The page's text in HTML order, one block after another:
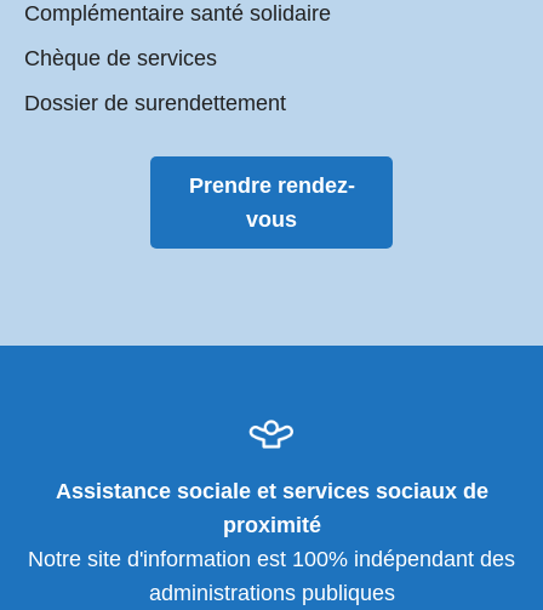
Complémentaire santé solidaire
Chèque de services
Dossier de surendettement
Prendre rendez-
vous
Assistance sociale et services sociaux de
proximité
Notre site d'information est 100% indépendant des
administrations publiques